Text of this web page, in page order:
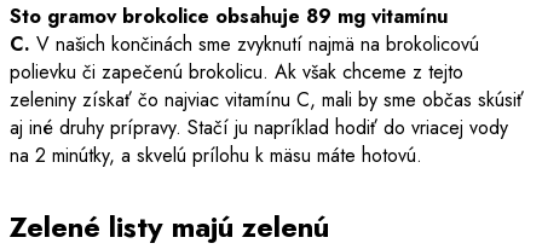
Sto gramov brokolice obsahuje 89 mg vitamínu
C. V našich končinách sme zvyknutí najmä na brokolicovú
polievku či zapečenú brokolicu. Ak však chceme z tejto
zeleniny získať čo najviac vitamínu C, mali by sme občas skúsiť
aj iné druhy prípravy. Stačí ju napríklad hodiť do vriacej vody
na 2 minútky, a skvelú prílohu k mäsu máte hotovú.
Zelené listy majú zelenú